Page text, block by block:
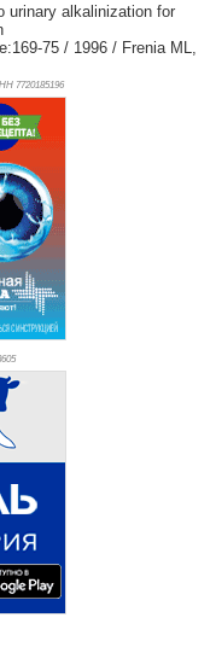
urinary alkalinization for
75 / 1996 / Frenia ML,
7720185196